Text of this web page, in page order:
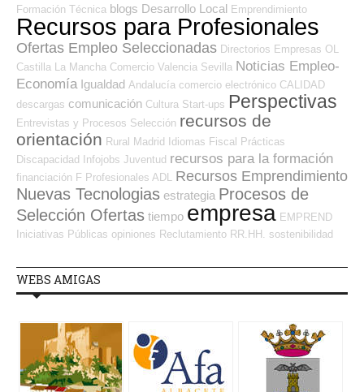
Formación Técnica blogs Desarrollo Local Emprendimiento
Recursos para Profesionales
Ofertas Empleo Seleccionadas Directorios Empresas OL
Castilla La Mancha Comercio Valencia Sevilla Noticias Empleo-
Economía Igualdad Andalucía comercio electrónico CALIDAD
descargas comunicación Cultura Start-ups Perspectivas
Entrevistas y Procesos Selección recursos de
orientación Rural Madrid Idiomas Fiscal Prácticas
Discapacidad Infojobs Juventud recursos para la formación
financiación F Profesionales ADL Recursos Emprendimiento
Nuevas Tecnologias estrategia Procesos de
Selección Ofertas tiempo empresa EMPREND
Iniciativas Públicas opiniones Reclutamiento RR.HH. sostenibilidad
WEBS AMIGAS